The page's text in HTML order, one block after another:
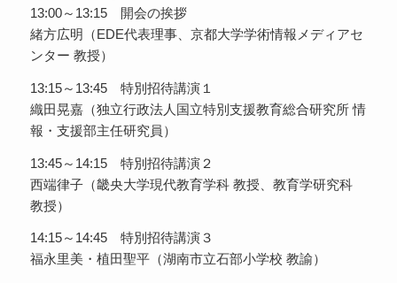
13:00～13:15 開会の挨拶
緒方広明（EDE代表理事、京都大学学術情報メディアセ
ンター 教授）
13:15～13:45 特別招待講演１
織田晃嘉（独立行政法人国立特別支援教育総合研究所 情
報・支援部主任研究員）
13:45～14:15 特別招待講演２
西端律子（畿央大学現代教育学科 教授、教育学研究科
教授）
14:15～14:45 特別招待講演３
福永里美・植田聖平（湖南市立石部小学校 教諭）